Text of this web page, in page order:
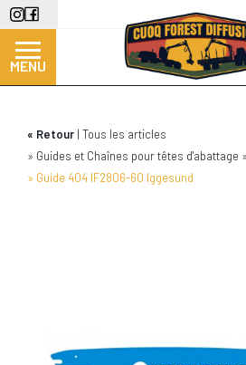
Aller
au
contenu
principal
MENU
Retour Tous les articles
Guides et Chaînes pour têtes d'abattage
Guide 404 IF2806-60 Iggesund